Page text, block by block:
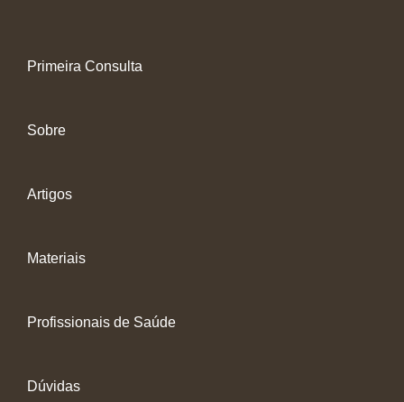
Primeira Consulta
Sobre
Artigos
Materiais
Profissionais de Saúde
Dúvidas